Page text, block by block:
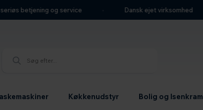
betjening og service Dansk ejet virksomhed
Køkkenudstyr Bolig og Isenkram